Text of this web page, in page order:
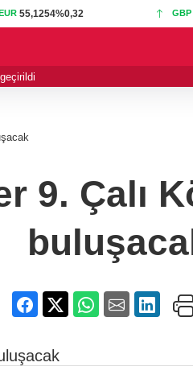
55,1254%0,32 GBP
9. Çalı